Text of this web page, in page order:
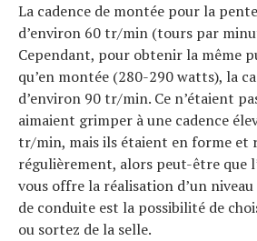
La cadence de montée pour la
d’environ 60 tr/min (tours par
Cependant, pour obtenir la même
qu’en montée (280-290 watts), la
d’environ 90 tr/min. Ce n’étaient
aimaient grimper à une cadence
tr/min, mais ils étaient en forme et
régulièrement, alors peut-être que
vous offre la réalisation d’un
de conduite est la possibilité de
ou sortez de la selle.